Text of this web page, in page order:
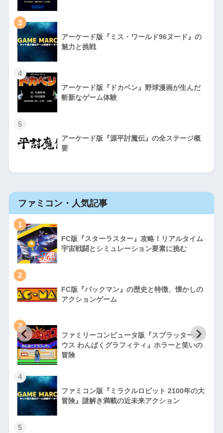
3
アーケード版『ミス・ワールド96ヌード』の
魅力と挑戦
4
アーケード版『ドカベン』野球漫画が生んだ
斬新なゲーム体験
5
アーケード版『源平討魔伝』の全ステージ概
要
ファミコン・人気記事
1
FC版『スターラスター』攻略！リアルタイム
宇宙戦闘とシミュレーション要素に挑む
2
FC版『パックマン』の歴史と特徴、懐かしの
アクションゲーム
3
ファミリーコンピュータ版『スプラッターハ
ウス わんぱくグラフィティ』ホラーと笑いの
冒険
4
ファミコン版『ミラクルロピット 2100年の大
冒険』謎解き満載の近未来アクション
5